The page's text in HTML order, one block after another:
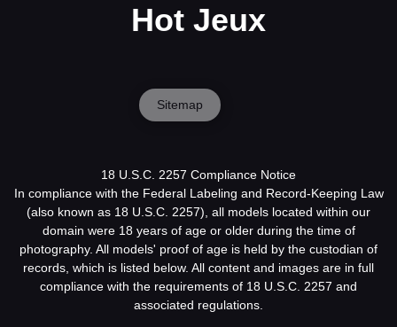
Hot Jeux
Sitemap
18 U.S.C. 2257 Compliance Notice
In compliance with the Federal Labeling and Record-Keeping Law
(also known as 18 U.S.C. 2257), all models located within our
domain were 18 years of age or older during the time of
photography. All models' proof of age is held by the custodian of
records, which is listed below. All content and images are in full
compliance with the requirements of 18 U.S.C. 2257 and
associated regulations.